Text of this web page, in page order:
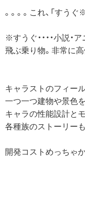
。。。。これ、「すう
※すうぐ・・・・小説
飛ぶ乗り物。非常に高
キャラストのフィール
一つ一つ建物や景色
キャラの性能設計と
各種族のストーリーも
開発コストめっちゃ